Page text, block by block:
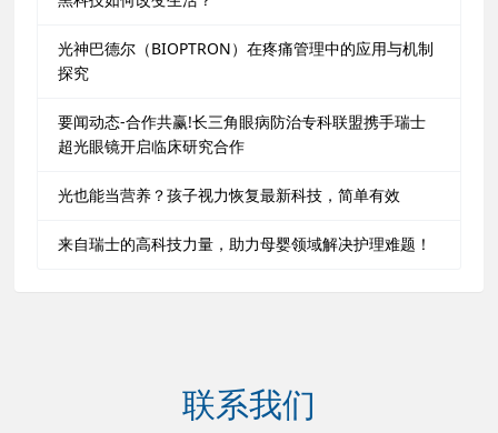
光神巴德尔（BIOPTRON）在疼痛管理中的应用与机制
探究
要闻动态-合作共赢!长三角眼病防治专科联盟携手瑞士
超光眼镜开启临床研究合作
光也能当营养？孩子视力恢复最新科技，简单有效
来自瑞士的高科技力量，助力母婴领域解决护理难题！
联系我们